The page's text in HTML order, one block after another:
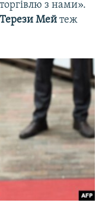
з нами».
Терези Мей теж